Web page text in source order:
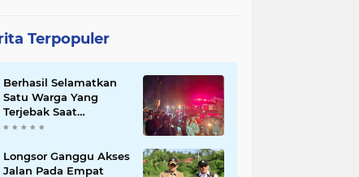
Terpopuler
Berhasil Selamatkan
Satu Warga Yang
Terjebak Saat
Kebakaran
Longsor Ganggu Akses
Jalan Pada Empat